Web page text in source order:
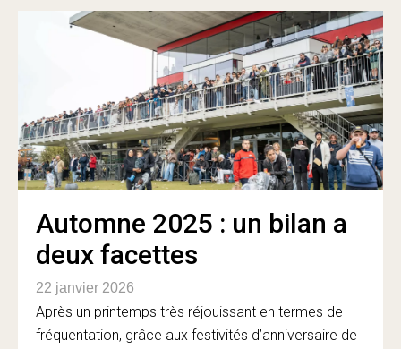
Automne 2025 : un bilan a
deux facettes
22 janvier 2026
Après un printemps très réjouissant en termes de
fréquentation, grâce aux festivités d’anniversaire de